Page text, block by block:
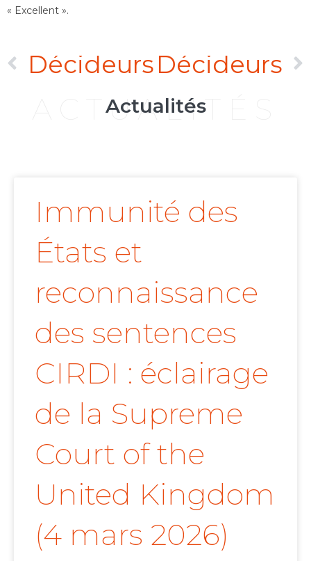
« Excellent ».
DécideursDécideurs
ACTUALITÉS
Actualités
Immunité des
États et
reconnaissance
des sentences
CIRDI : éclairage
de la Supreme
Court of the
United Kingdom
(4 mars 2026)